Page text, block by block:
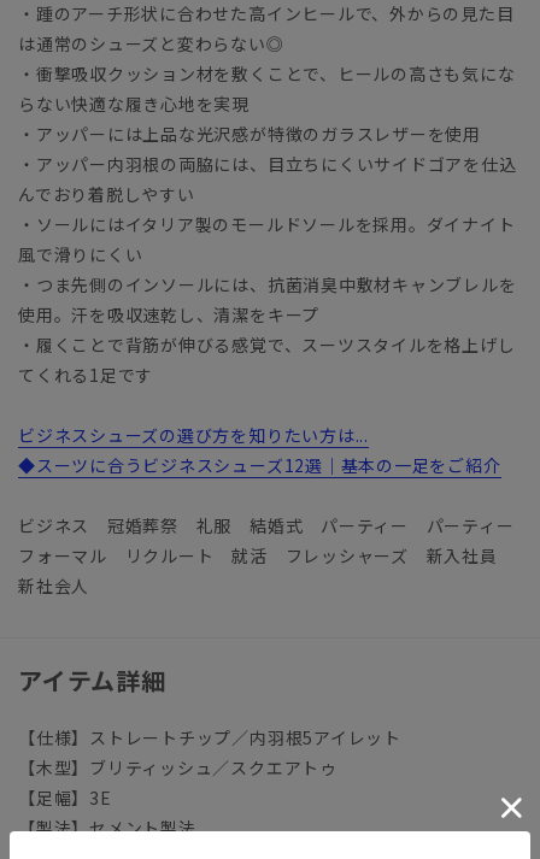
・踵のアーチ形状に合わせた高インヒールで、外からの見た目
は通常のシューズと変わらない◎
・衝撃吸収クッション材を敷くことで、ヒールの高さも気にな
らない快適な履き心地を実現
・アッパーには上品な光沢感が特徴のガラスレザーを使用
・アッパー内羽根の両脇には、目立ちにくいサイドゴアを仕込
んでおり着脱しやすい
・ソールにはイタリア製のモールドソールを採用。ダイナイト
風で滑りにくい
・つま先側のインソールには、抗菌消臭中敷材キャンブレルを
使用。汗を吸収速乾し、清潔をキープ
・履くことで背筋が伸びる感覚で、スーツスタイルを格上げし
てくれる1足です
ビジネスシューズの選び方を知りたい方は...
◆スーツに合うビジネスシューズ12選｜基本の一足をご紹介
ビジネス 冠婚葬祭 礼服 結婚式 パーティー パーティー
フォーマル リクルート 就活 フレッシャーズ 新入社員
新社会人
アイテム詳細
【仕様】ストレートチップ／内羽根5アイレット
【木型】ブリティッシュ／スクエアトゥ
【足幅】3E
【製法】セメント製法